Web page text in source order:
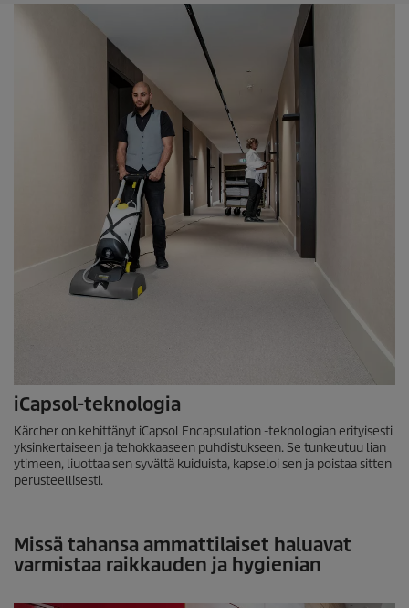
iCapsol-teknologia
Kärcher on kehittänyt iCapsol Encapsulation -teknologian erityisesti
yksinkertaiseen ja tehokkaaseen puhdistukseen. Se tunkeutuu lian
ytimeen, liuottaa sen syvältä kuiduista, kapseloi sen ja poistaa sitten
perusteellisesti.
Missä tahansa ammattilaiset haluavat
varmistaa raikkauden ja hygienian